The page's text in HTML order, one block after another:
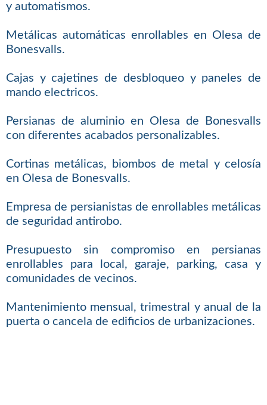
y automatismos.
Metálicas automáticas enrollables en Olesa de
Bonesvalls.
Cajas y cajetines de desbloqueo y paneles de
mando electricos.
Persianas de aluminio en Olesa de Bonesvalls
con diferentes acabados personalizables.
Cortinas metálicas, biombos de metal y celosía
en Olesa de Bonesvalls.
Empresa de persianistas de enrollables metálicas
de seguridad antirobo.
Presupuesto sin compromiso en persianas
enrollables para local, garaje, parking, casa y
comunidades de vecinos.
Mantenimiento mensual, trimestral y anual de la
puerta o cancela de edificios de urbanizaciones.